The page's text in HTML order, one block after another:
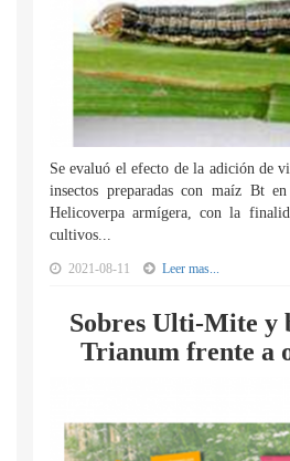
Se evaluó el efecto de la adición de
insectos preparadas con maíz Bt
Helicoverpa armígera, con la
cultivos...
2021-08-11 Leer mas...
Sobres Ulti-Mite y
Trianum frente a